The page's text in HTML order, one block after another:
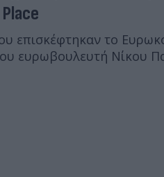
επισκέφτηκαν το
ευρωβουλευτή Νίκου